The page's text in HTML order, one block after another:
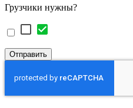
Грузчики нужны?
Отправить